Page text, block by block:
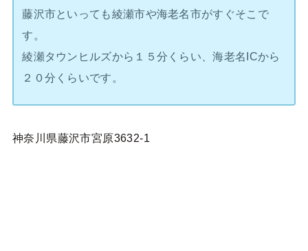
藤沢市といっても綾瀬市や海老名市がすぐそこで
す。
綾瀬タウンヒルズから１５分くらい、海老名ICから
２０分くらいです。
神奈川県藤沢市宮原3632-1